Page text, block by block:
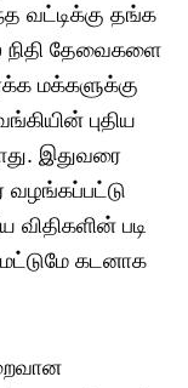
வட்டிக்கு தங்க
தேவைகளை
மக்களுக்கு
புதிய
இதுவரை
வழங்கப்பட்டு
விதிகளின் படி
கடனாக